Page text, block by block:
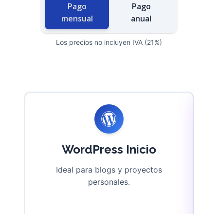
Pago
mensual
Pago
anual
Los precios no incluyen IVA (21%)
WordPress Inicio
Ideal para blogs y proyectos
personales.